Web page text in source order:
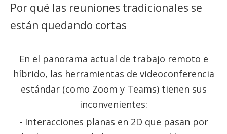
Por qué las reuniones tradicionales se
están quedando cortas
En el panorama actual de trabajo remoto e
híbrido, las herramientas de videoconferencia
estándar (como Zoom y Teams) tienen sus
inconvenientes:
- Interacciones planas en 2D que pasan por